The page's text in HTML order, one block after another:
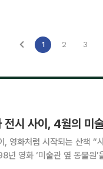
1 2 3
전시 사이, 4월의 미
되는 산책 “사랑은 어느 날 갑자기 시작되는 게 아니라 조금씩 물들어가는